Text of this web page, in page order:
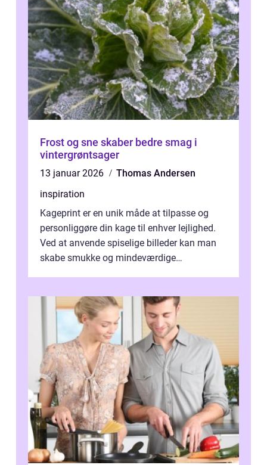
Frost og sne skaber bedre smag i
vintergrøntsager
13 januar 2026
Thomas Andersen
inspiration
Kageprint er en unik måde at tilpasse og
personliggøre din kage til enhver lejlighed.
Ved at anvende spiselige billeder kan man
skabe smukke og mindeværdige